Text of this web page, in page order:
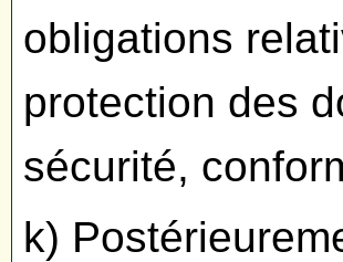
obligations
protection des
sécurité,
k)